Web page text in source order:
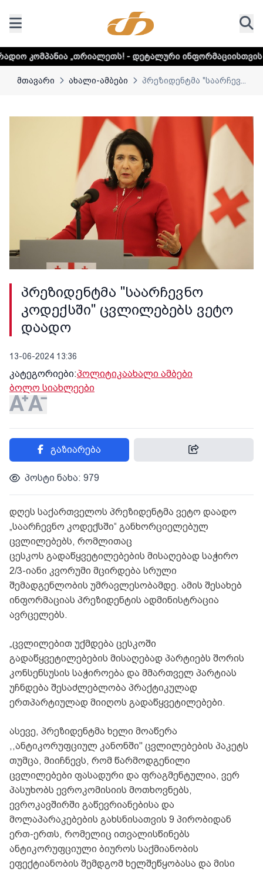
- დეტალური ინფორმაციისთვის დააკლიკეთ
მთავარი ახალი-ამბები პრეზიდენტმა "საარჩევ...
პრეზიდენტმა "საარჩევნო
კოდექსში" ცვლილებებს ვეტო
დაადო
13-06-2024 13:36
კატეგორიები:პოლიტიკაახალი ამბები
ბოლო სიახლეები
გაზიარება
პოსტი ნახა: 979
დღეს საქართველოს პრეზიდენტმა ვეტო დაადო
„საარჩევნო კოდექსში“ განხორციელებულ
ცვლილებებს, რომლითაც
ცესკოს გადაწყვეტილებების მისაღებად საჭირო
2/3-იანი კვორუმი მცირდება სრული
შემადგენლობის უმრავლესობამდე. ამის შესახებ
ინფორმაციას პრეზიდენტის ადმინისტრაცია
ავრცელებს.
„ცვლილებით უქმდება ცესკოში
გადაწყვეტილებების მისაღებად პარტიებს შორის
კონსენსუსის საჭიროება და მმართველ პარტიას
უჩნდება შესაძლებლობა პრაქტიკულად
ერთპარტიულად მიიღოს გადაწყვეტილებები.
ასევე, პრეზიდენტმა ხელი მოაწერა
,,ანტიკორუფციულ კანონში" ცვლილებების პაკეტს
თუმცა, მიიჩნევს, რომ წარმოდგენილი
ცვლილებები ფასადური და ფრაგმენტულია, ვერ
პასუხობს ევროკომისიის მოთხოვნებს,
ევროკავშირში გაწევრიანებისა და
მოლაპარაკებების გახსნისათვის 9 პირობიდან
ერთ-ერთს, რომელიც ითვალისწინებს
ანტიკორუფციული ბიუროს საქმიანობის
ეფექტიანობის შემდგომ ხელშეწყობასა და მისი